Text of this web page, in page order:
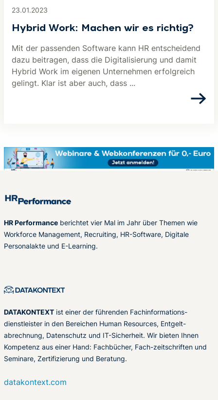
23.01.2023
Hybrid Work: Machen wir es richtig?
Mit der passenden Software kann HR entscheidend
dazu beitragen, dass die Digitalisierung und damit
Hybrid Work im eigenen Unternehmen erfolgreich
gelingt. Klar ist aber auch, dass ...
HR Performance berichtet vier Mal im Jahr über Themen wie
Workforce Management, Recruiting, HR-Software, Digitale
Personalakte und E-Learning.
DATAKONTEXT ist einer der führenden Fachinformations-
dienstleister in den Bereichen Human Resources, Entgelt-
abrechnung, Datenschutz und IT-Sicherheit. Wir bieten Ihnen
Kompetenz aus einer Hand: Fachbücher, Fach-zeitschriften und
Seminare, Zertifizierung und Beratung.
datakontext.com